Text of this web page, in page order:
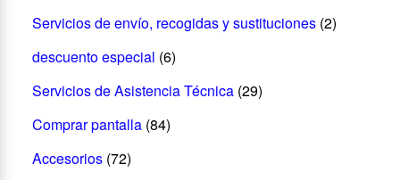
Servicios de envío, recogidas y sustituciones (2)
descuento especial (6)
Servicios de Asistencia Técnica (29)
Comprar pantalla (84)
Accesorios (72)